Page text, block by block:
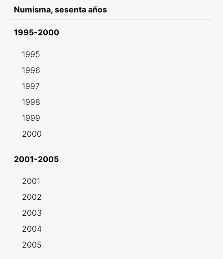
Numisma, sesenta años
1995-2000
1995
1996
1997
1998
1999
2000
2001-2005
2001
2002
2003
2004
2005